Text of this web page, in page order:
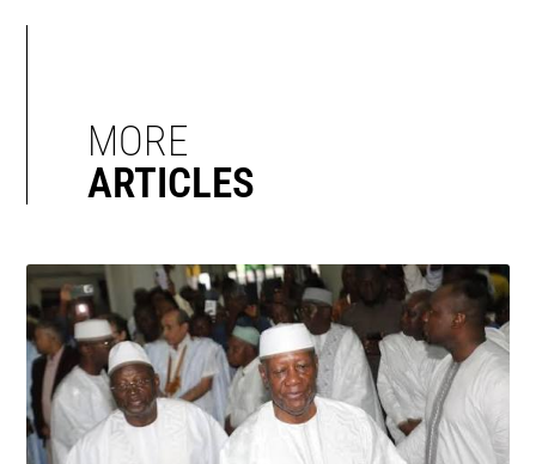
MORE
ARTICLES